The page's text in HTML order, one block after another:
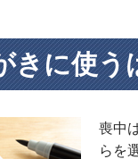
きに使う
喪中
らを